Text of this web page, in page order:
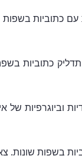
כתוביות
כתוביות
בשפות שונות.